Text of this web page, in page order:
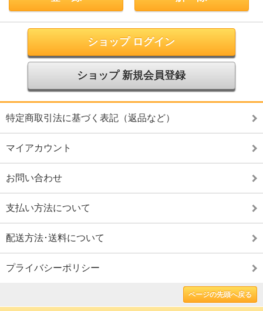
ショップ ログイン
ショップ 新規会員登録
特定商取引法に基づく表記（返品など）
マイアカウント
お問い合わせ
支払い方法について
配送方法･送料について
プライバシーポリシー
ページの先頭へ戻る